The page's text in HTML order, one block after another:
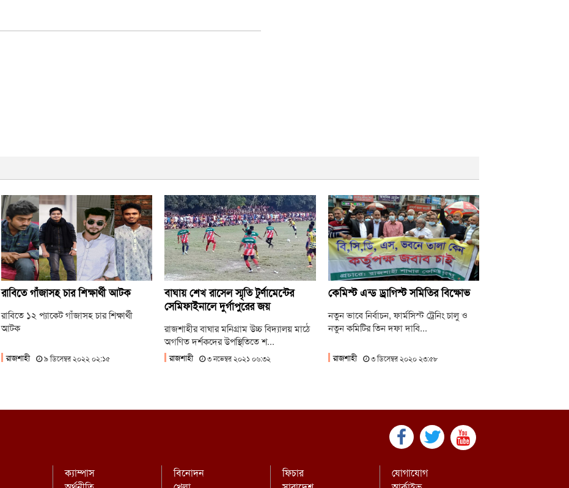
বন্যায় ক্ষতিগ্রস্ত ১০০ পরিবারকে নতুন ঘর দেবেন
প্রধানমন্ত্রী
সিলেটে দুই বাসের সংঘর্ষ: নিহত বেড়ে ৯
ইবির হলে এক ছাত্রীর বিরুদ্ধে অন্য মেয়েদের
গোপন ছবি বয়ফ্রেন্ডকে শেয়ারের অভিযোগ
রাষ্ট্রপতি নির্বাচন: বিএনপি প্রার্থী চূড়ান্ত করেনি,
জামায়াতের বৈঠক কাল
রাবিতে গাঁজাসহ চার শিক্ষার্থী আটক
রাবিতে ১২ প্যাকেট গাঁজাসহ চার শিক্ষার্থী
আটক
রাজশাহী ৯ ডিসেম্বর ২০২২ ০২:১৫
বাঘায় শেখ রাসেল স্মৃতি টুর্ণামেন্টের
সেমিফাইনালে দুর্গাপুরের জয়
রাজশাহীর বাঘার মনিগ্রাম উচ্চ বিদ্যালয় মাঠে
অগণিত দর্শকদের উপস্থিতিতে শ...
রাজশাহী ৩ নভেম্বর ২০২১ ০৬:৩২
কেমিস্ট এন্ড ড্রাগিস্ট সমিতির বিক্ষোভ
নতুন ভাবে নির্বাচন, ফার্মসিস্ট ট্রেনিং চালু ও
নতুন কমিটির তিন দফা দাবি...
রাজশাহী ৩ ডিসেম্বর ২০২০ ২৩:৫৮
ক্যাম্পাস
বিনোদন
ফিচার
যোগাযোগ